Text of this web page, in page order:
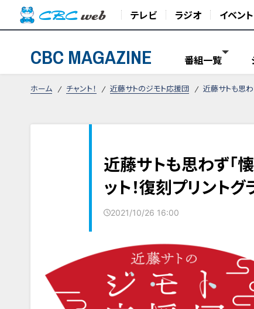
テレビ ラジオ イベン
CBC MAGAZINE 番組一覧
ホーム チャント！ 近藤サトのジモト応援団 近藤サトも思わ
近藤サトも思わず「
ット！復刻プリントグ
2021/10/26 16:00